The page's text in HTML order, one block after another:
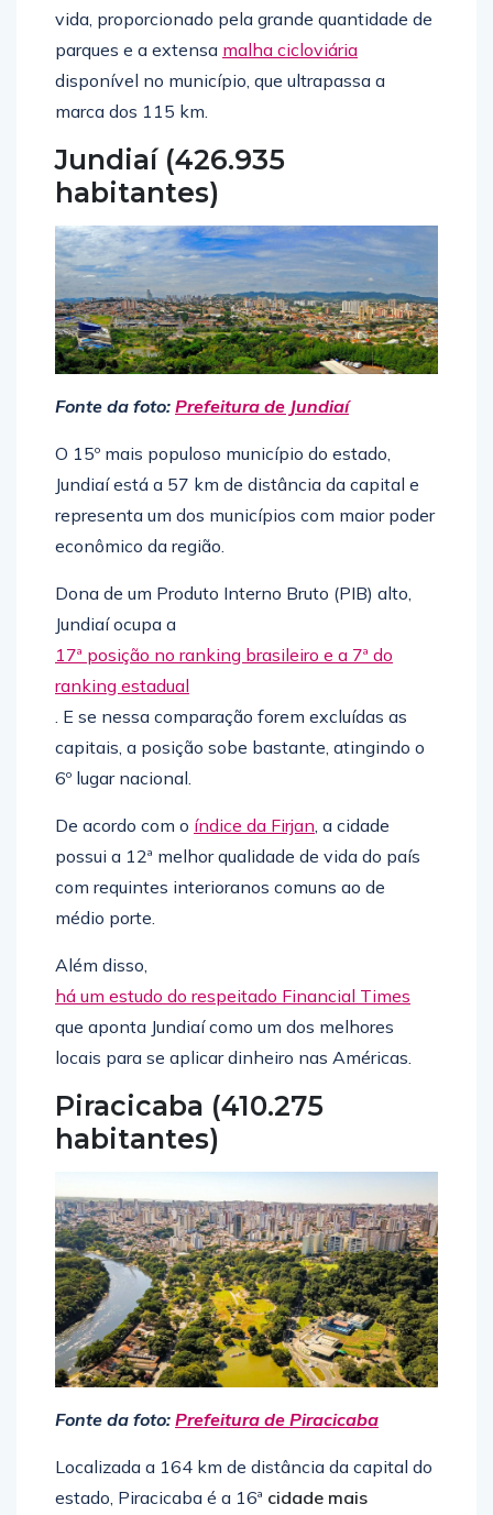
vida, proporcionado pela grande quantidade de
parques e a extensa malha cicloviária
disponível no município, que ultrapassa a
marca dos 115 km.
Jundiaí (426.935
habitantes)
Fonte da foto: Prefeitura de Jundiaí
O 15º mais populoso município do estado,
Jundiaí está a 57 km de distância da capital e
representa um dos municípios com maior poder
econômico da região.
Dona de um Produto Interno Bruto (PIB) alto,
Jundiaí ocupa a
17ª posição no ranking brasileiro e a 7ª do
ranking estadual
. E se nessa comparação forem excluídas as
capitais, a posição sobe bastante, atingindo o
6º lugar nacional.
De acordo com o índice da Firjan, a cidade
possui a 12ª melhor qualidade de vida do país
com requintes interioranos comuns ao de
médio porte.
Além disso,
há um estudo do respeitado Financial Times
que aponta Jundiaí como um dos melhores
locais para se aplicar dinheiro nas Américas.
Piracicaba (410.275
habitantes)
Fonte da foto: Prefeitura de Piracicaba
Localizada a 164 km de distância da capital do
estado, Piracicaba é a 16ª cidade mais